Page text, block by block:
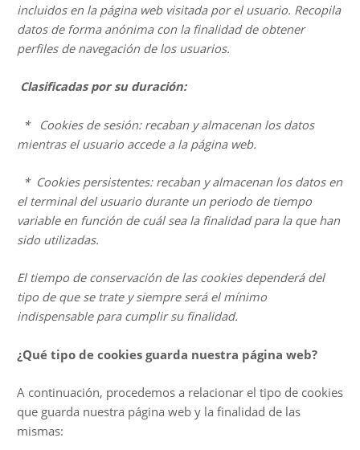
incluidos en la página web visitada por el usuario. Recopila
datos de forma anónima con la finalidad de obtener
perfiles de navegación de los usuarios.
Clasificadas por su duración:
* Cookies de sesión: recaban y almacenan los datos
mientras el usuario accede a la página web.
* Cookies persistentes: recaban y almacenan los datos en
el terminal del usuario durante un periodo de tiempo
variable en función de cuál sea la finalidad para la que han
sido utilizadas.
El tiempo de conservación de las cookies dependerá del
tipo de que se trate y siempre será el mínimo
indispensable para cumplir su finalidad.
¿Qué tipo de cookies guarda nuestra página web?
A continuación, procedemos a relacionar el tipo de cookies
que guarda nuestra página web y la finalidad de las
mismas: